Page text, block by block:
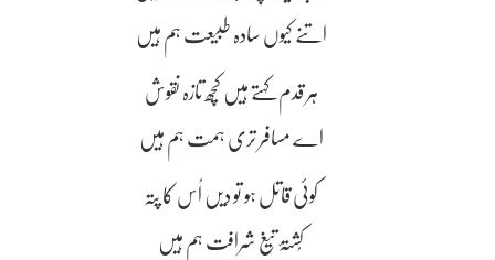
اتنے کیوں سادہ طبیعت ہم ہیں
ہر قدم کہتے ہیں کچھ تازہ نقوش
اے مسافر تری ہمت ہم ہیں
کوئی قاتل ہو تو دیں اُس کا پتہ
کُشتۂ تیغ شرافت ہم ہیں